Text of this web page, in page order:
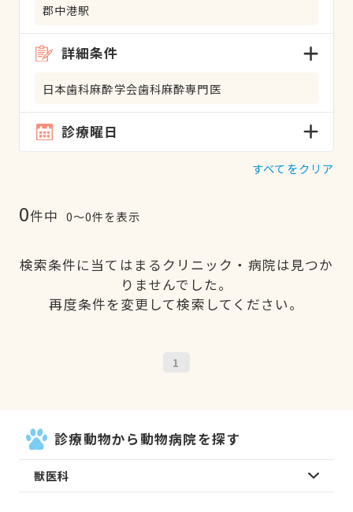
郡中港駅
詳細条件
日本歯科麻酔学会歯科麻酔専門医
診療曜日
すべてをクリア
0件中 0〜0件を表示
検索条件に当てはまるクリニック・病院は見つか
りませんでした。
再度条件を変更して検索してください。
1
診療動物から動物病院を探す
獣医科